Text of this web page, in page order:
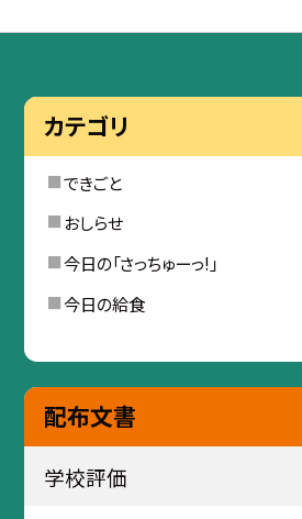
カテゴリ
できごと
おしらせ
今日の「さっちゅーっ!」
今日の給食
配布文書
学校評価